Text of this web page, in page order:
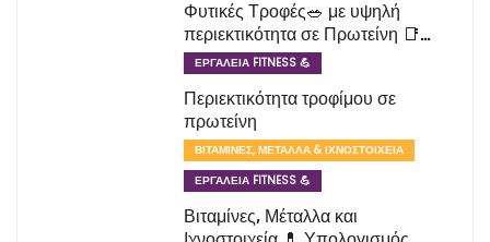
Φυτικές Τροφές🥗 με υψηλή
περιεκτικότητα σε Πρωτείνη 📑
Λίστα
ΕΡΓΑΛΕΊΑ FITNESS 💪
Περιεκτικότητα τροφίμου σε
πρωτείνη
ΒΙΤΑΜΊΝΕΣ, ΜΈΤΑΛΛΑ & ΙΧΝΟΣΤΟΙΧΕΊΑ
ΕΡΓΑΛΕΊΑ FITNESS 💪
Βιταμίνες, Μέταλλα και